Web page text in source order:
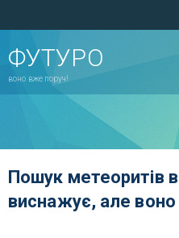
ФУТУРО
воно вже поруч!
Пошук метеоритів
виснажує, але воно